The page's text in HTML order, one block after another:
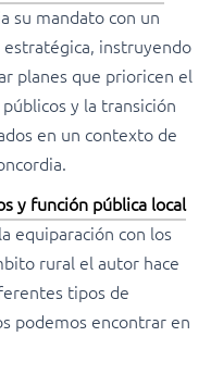
su mandato con un
instruyendo
planes que prioricen el
y la transición
en un contexto de
y función pública local
equiparación con los
rural el autor hace
tipos de
podemos encontrar en